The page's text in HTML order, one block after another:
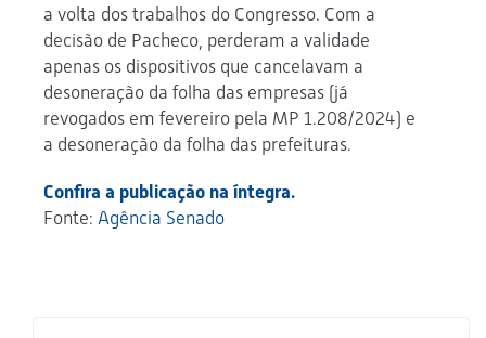
a volta dos trabalhos do Congresso. Com a
decisão de Pacheco, perderam a validade
apenas os dispositivos que cancelavam a
desoneração da folha das empresas (já
revogados em fevereiro pela MP 1.208/2024) e
a desoneração da folha das prefeituras.
Confira a publicação na íntegra.
Fonte: Agência Senado